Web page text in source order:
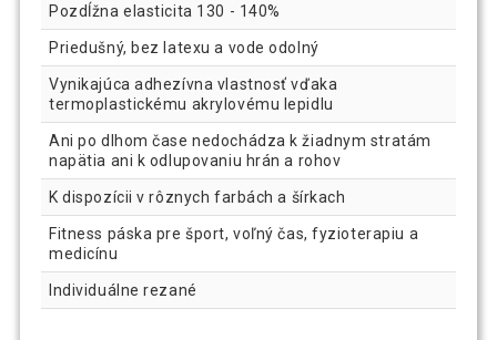
Pozdĺžna elasticita 130 - 140%
Priedušný, bez latexu a vode odolný
Vynikajúca adhezívna vlastnosť vďaka
termoplastickému akrylovému lepidlu
Ani po dlhom čase nedochádza k žiadnym stratám
napätia ani k odlupovaniu hrán a rohov
K dispozícii v rôznych farbách a šírkach
Fitness páska pre šport, voľný čas, fyzioterapiu a
medicínu
Individuálne rezané